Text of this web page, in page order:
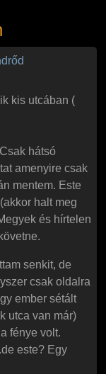
kis utcában (
hátsó
amenyire csak
mentem. Este
halt meg
és hírtelen
senkit, de
csak oldalra
ember sétált
utca van már)
fénye volt.
este? Egy